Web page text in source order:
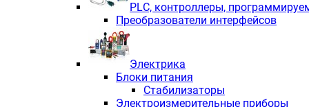
PLС, контроллеры,
Преобразователи интерфейсов
Электрика
Блоки питания
Стабилизаторы
Электроизмерительные приборы